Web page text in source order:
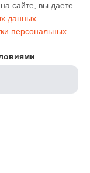
на сайте, вы даете
данных
персональных